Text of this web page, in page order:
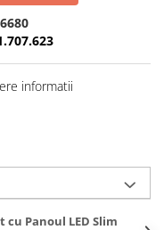
informatii
Panoul LED Slim